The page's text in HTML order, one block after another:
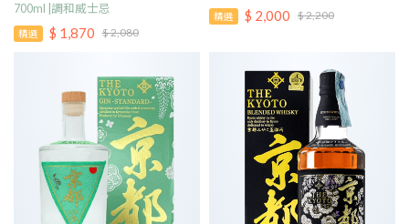
700ml |調和威士忌
精選 $ 1,870 $ 2,080
精選 $ 2,000 $ 2,200